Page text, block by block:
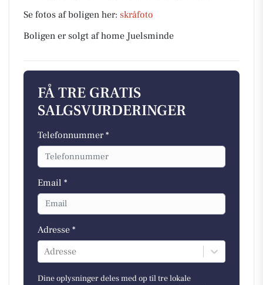
Se fotos af boligen her: skråfoto
Boligen er solgt af home Juelsminde
FÅ TRE GRATIS
SALGSVURDERINGER
Telefonnummer *
Email *
Adresse *
Adresse
Dine oplysninger deles med op til tre lokale